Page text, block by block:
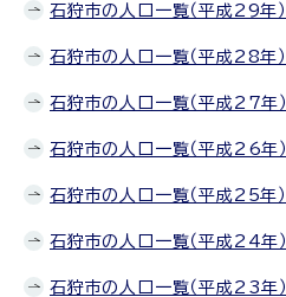
石狩市の人口一覧（平成29年）
石狩市の人口一覧（平成28年）
石狩市の人口一覧（平成27年）
石狩市の人口一覧（平成26年）
石狩市の人口一覧（平成25年）
石狩市の人口一覧（平成24年）
石狩市の人口一覧（平成23年）